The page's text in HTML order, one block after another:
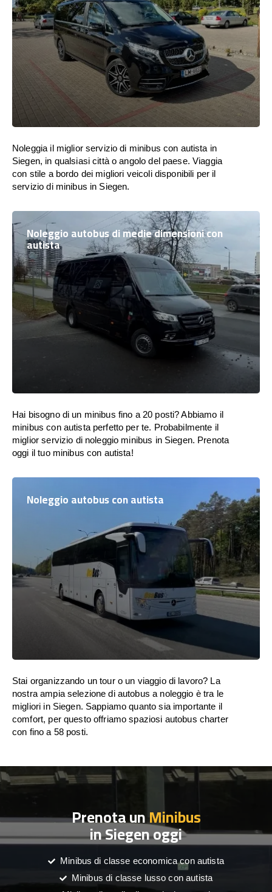
Noleggia il miglior servizio di minibus con autista in
Siegen, in qualsiasi città o angolo del paese. Viaggia
con stile a bordo dei migliori veicoli disponibili per il
servizio di minibus in Siegen.
Noleggio autobus di medie dimensioni con
autista
Hai bisogno di un minibus fino a 20 posti? Abbiamo il
minibus con autista perfetto per te. Probabilmente il
miglior servizio di noleggio minibus in Siegen. Prenota
oggi il tuo minibus con autista!
Noleggio autobus con autista
Stai organizzando un tour o un viaggio di lavoro? La
nostra ampia selezione di autobus a noleggio è tra le
migliori in Siegen. Sappiamo quanto sia importante il
comfort, per questo offriamo spaziosi autobus charter
con fino a 58 posti.
Prenota unMinibus
in Siegen oggi
Minibus di classe economica con autista
Minibus di classe lusso con autista